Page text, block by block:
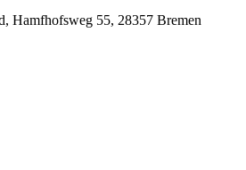
Hamfhofsweg 55, 28357 Bremen